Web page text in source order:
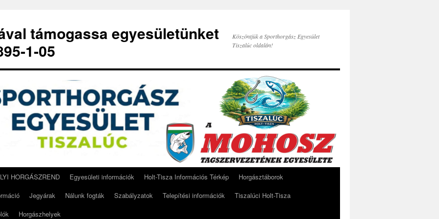
támogassa egyesületünket
1-05
Köszöntjük a Sporthorgász Egyesület
Tiszalúc oldalán!
HORGÁSZREND Egyesületi információk Holt-Tisza Információs Térkép
Horgásztáborok
Jegyárak Nálunk fogták Szabályzatok Telepítési információk
Tiszalúci Holt-Tisza
Horgászhelyek